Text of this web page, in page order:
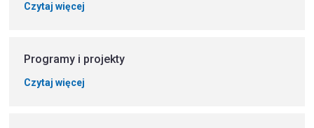
Czytaj więcej
Programy i projekty
Czytaj więcej